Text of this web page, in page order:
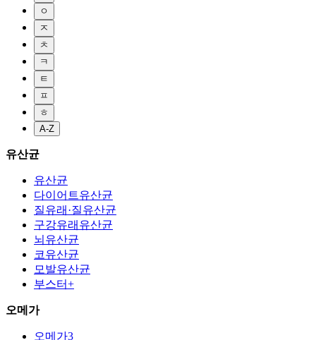
ㅇ
ㅈ
ㅊ
ㅋ
ㅌ
ㅍ
ㅎ
A-Z
유산균
유산균
다이어트유산균
질유래·질유산균
구강유래유산균
뇌유산균
코유산균
모발유산균
부스터+
오메가
오메가3